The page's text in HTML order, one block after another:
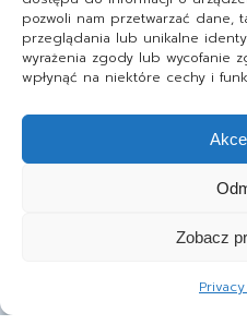
pozwoli nam przetwarzać dane,
przeglądania lub unikalne
wyrażenia zgody lub wycofanie
wpłynąć na niektóre cechy i
Zobacz